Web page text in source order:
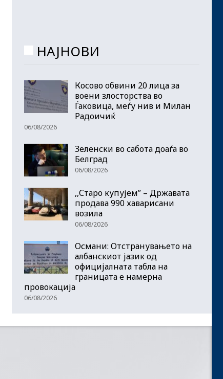
НАЈНОВИ
Косово обвини 20 лица за
воени злосторства во
Ѓаковица, меѓу нив и Милан
Радоичиќ
06/08/2026
Зеленски во сабота доаѓа во
Белград
06/08/2026
,,Старо купујем” – Државата
продава 990 хаварисани
возила
06/08/2026
Османи: Отстранувањето на
албанскиот јазик од
официјалната табла на
границата е намерна
провокација
06/08/2026